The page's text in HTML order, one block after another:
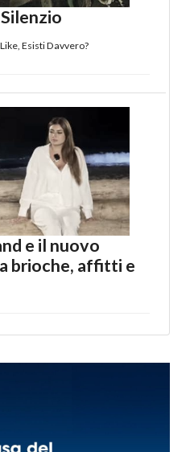
Esisti Davvero?
e il nuovo
brioche, affitti e